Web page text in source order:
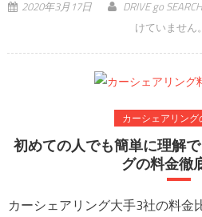
2020年3月17日 DRIVE go
けていません。
カーシェアリング
初めての人でも簡単に理解
グの料金徹
カーシェアリング大手3社の料金